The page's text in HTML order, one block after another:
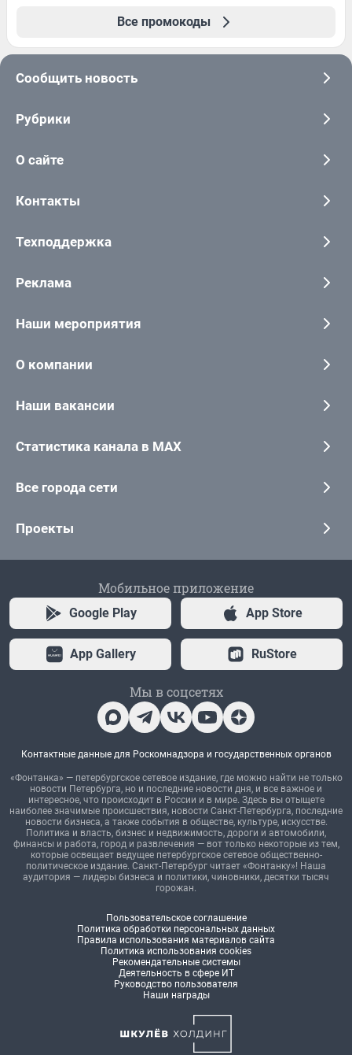
Все промокоды
Сообщить новость
Рубрики
О сайте
Контакты
Техподдержка
Реклама
Наши мероприятия
О компании
Наши вакансии
Статистика канала в MAX
Все города сети
Проекты
Мобильное приложение
Google Play App Store
App Gallery RuStore
Мы в соцсетях
Контактные данные для Роскомнадзора и государственных органов
«Фонтанка» — петербургское сетевое издание, где можно найти не только
новости Петербурга, но и последние новости дня, и все важное и
интересное, что происходит в России и в мире. Здесь вы отыщете
наиболее значимые происшествия, новости Санкт-Петербурга, последние
новости бизнеса, а также события в обществе, культуре, искусстве.
Политика и власть, бизнес и недвижимость, дороги и автомобили,
финансы и работа, город и развлечения — вот только некоторые из тем,
которые освещает ведущее петербургское сетевое общественно-
политическое издание. Санкт-Петербург читает «Фонтанку»! Наша
аудитория — лидеры бизнеса и политики, чиновники, десятки тысяч
горожан.
Пользовательское соглашение
Политика обработки персональных данных
Правила использования материалов сайта
Политика использования cookies
Рекомендательные системы
Деятельность в сфере ИТ
Руководство пользователя
Наши награды